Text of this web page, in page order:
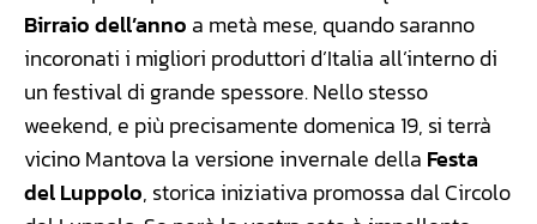
Birraio dell’anno a metà mese, quando saranno
incoronati i migliori produttori d’Italia all’interno di
un festival di grande spessore. Nello stesso
weekend, e più precisamente domenica 19, si terrà
vicino Mantova la versione invernale della Festa
del Luppolo, storica iniziativa promossa dal Circolo